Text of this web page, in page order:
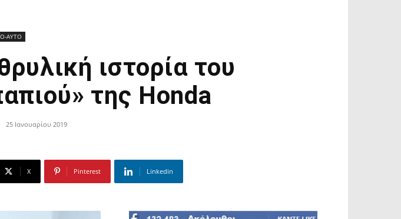
ΑΥΤΟ
ιστορία του
της Honda
25 Ιανουαρίου 2019
X Pinterest Linkedin